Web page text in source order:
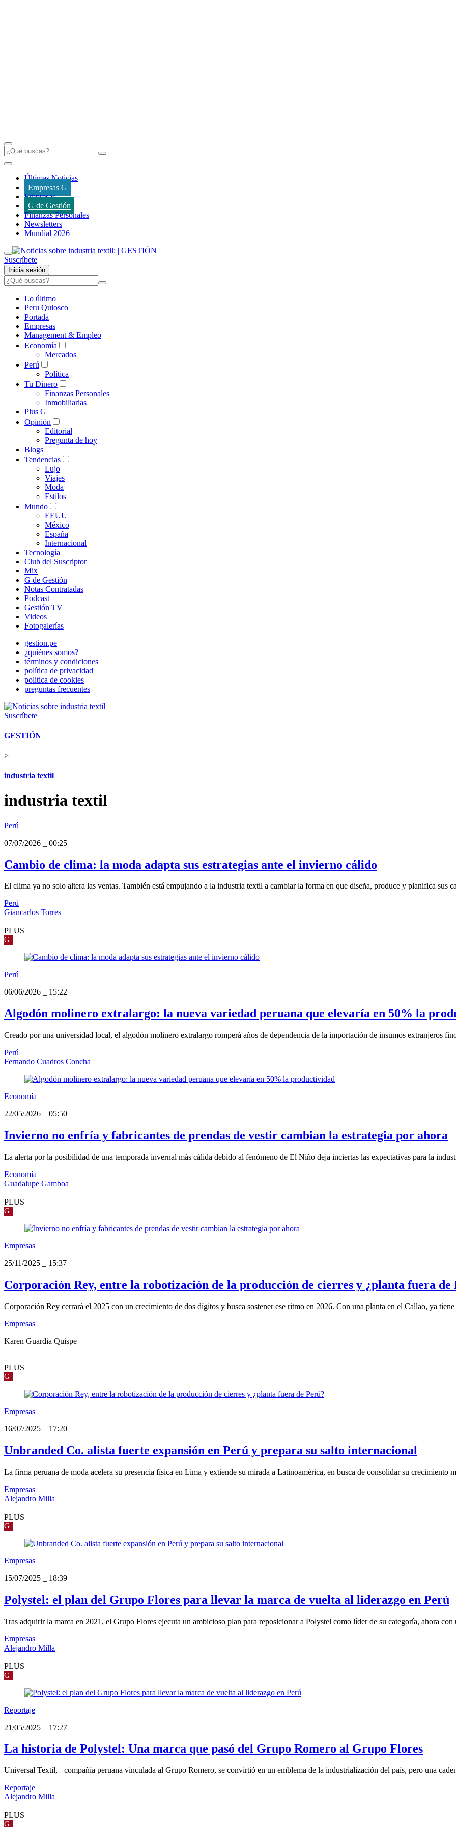
Últimas Noticias
Empresas G
Empresas
G de Gestión
Finanzas Personales
Newsletters
Mundial 2026
Suscríbete
Inicia sesión
Lo último
Peru Quiosco
Portada
Empresas
Management & Empleo
Economía
Mercados
Perú
Política
Tu Dinero
Finanzas Personales
Inmobiliarias
Plus G
Opinión
Editorial
Pregunta de hoy
Blogs
Tendencias
Lujo
Viajes
Moda
Estilos
Mundo
EEUU
México
España
Internacional
Tecnología
Club del Suscriptor
Mix
G de Gestión
Notas Contratadas
Podcast
Gestión TV
Videos
Fotogalerías
gestion.pe
¿quiénes somos?
términos y condiciones
política de privacidad
politica de cookies
preguntas frecuentes
Suscríbete
GESTIÓN
>
industria textil
industria textil
Perú
07/07/2026
00:25
Cambio de clima: la moda adapta sus estrategias ante el invierno cálido
El clima ya no solo altera las ventas. También está empujando a la industria textil a cambiar la forma en que diseña, produce y planifica sus
Perú
Giancarlos Torres
PLUS
G
Perú
06/06/2026
15:22
Algodón molinero extralargo: la nueva variedad peruana que elevaría en 50% la
Creado por una universidad local, el algodón molinero extralargo romperá años de dependencia de la importación de insumos extranjeros
Perú
Fernando Cuadros Concha
Economía
22/05/2026
05:50
Invierno no enfría y fabricantes de prendas de vestir cambian la estrategia por ahora
La alerta por la posibilidad de una temporada invernal más cálida debido al fenómeno de El Niño deja inciertas las expectativas para la
Economía
Guadalupe Gamboa
|
PLUS
G
Empresas
25/11/2025
15:37
Corporación Rey, entre la robotización de la producción de cierres y ¿planta fuera de
Corporación Rey cerrará el 2025 con un crecimiento de dos dígitos y busca sostener ese ritmo en 2026. Con una planta en el Callao, ya tiene
Empresas
Karen Guardia Quispe
|
PLUS
G
Empresas
16/07/2025
17:20
Unbranded Co. alista fuerte expansión en Perú y prepara su salto internacional
La firma peruana de moda acelera su presencia física en Lima y extiende su mirada a Latinoamérica, en busca de consolidar su crecimiento
Empresas
Alejandro Milla
|
PLUS
G
Empresas
15/07/2025
18:39
Polystel: el plan del Grupo Flores para llevar la marca de vuelta al liderazgo en Perú
Tras adquirir la marca en 2021, el Grupo Flores ejecuta un ambicioso plan para reposicionar a Polystel como líder de su categoría, ahora con
Empresas
Alejandro Milla
|
PLUS
G
Reportaje
21/05/2025
17:27
La historia de Polystel: Una marca que pasó del Grupo Romero al Grupo Flores
Universal Textil, +compañía peruana vinculada al Grupo Romero, se convirtió en un emblema de la industrialización del país, pero una
Reportaje
Alejandro Milla
|
PLUS
G